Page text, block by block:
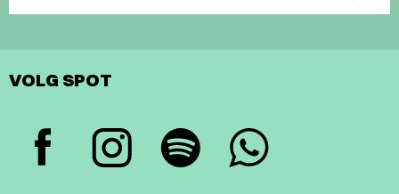
VOLG SPOT